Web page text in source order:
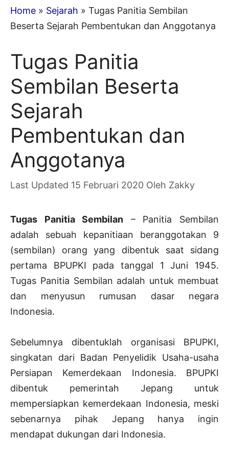
Home » Sejarah » Tugas Panitia Sembilan
Beserta Sejarah Pembentukan dan Anggotanya
Tugas Panitia
Sembilan Beserta
Sejarah
Pembentukan dan
Anggotanya
15 Februari 2020 Oleh Zakky
Tugas Panitia Sembilan – Panitia Sembilan
adalah sebuah kepanitiaan beranggotakan 9
(sembilan) orang yang dibentuk saat sidang
pertama BPUPKI pada tanggal 1 Juni 1945.
Tugas Panitia Sembilan adalah untuk membuat
dan menyusun rumusan dasar negara
Indonesia.
Sebelumnya dibentuklah organisasi BPUPKI,
singkatan dari Badan Penyelidik Usaha-usaha
Persiapan Kemerdekaan Indonesia. BPUPKI
dibentuk pemerintah Jepang untuk
mempersiapkan kemerdekaan Indonesia, meski
sebenarnya pihak Jepang hanya ingin
mendapat dukungan dari Indonesia.